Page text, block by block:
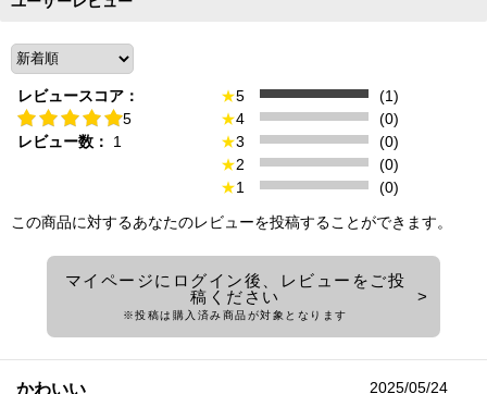
レビュースコア：
5
レビュー数：
1
★5
(1)
★4
(0)
★3
(0)
★2
(0)
★1
(0)
この商品に対するあなたのレビューを投稿することができます。
マイページにログイン後、レビューをご投
稿ください
※投稿は購入済み商品が対象となります
かわいい 2025/05/24